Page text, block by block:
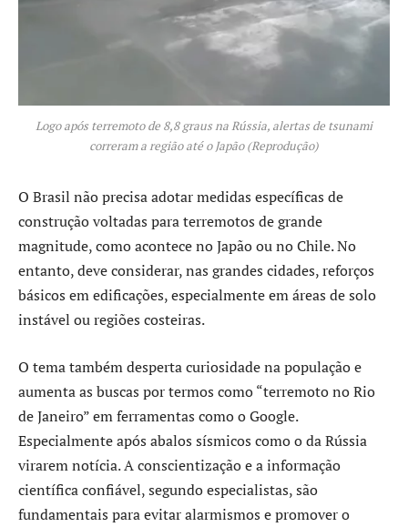
Logo após terremoto de 8,8 graus na Rússia, alertas de tsunami
correram a região até o Japão (Reprodução)
O Brasil não precisa adotar medidas específicas de
construção voltadas para terremotos de grande
magnitude, como acontece no Japão ou no Chile. No
entanto, deve considerar, nas grandes cidades, reforços
básicos em edificações, especialmente em áreas de solo
instável ou regiões costeiras.
O tema também desperta curiosidade na população e
aumenta as buscas por termos como “terremoto no Rio
de Janeiro” em ferramentas como o Google.
Especialmente após abalos sísmicos como o da Rússia
virarem notícia. A conscientização e a informação
científica confiável, segundo especialistas, são
fundamentais para evitar alarmismos e promover o